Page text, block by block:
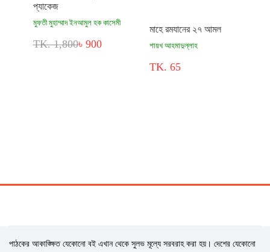
প্যাকেজ
মুফতী মুহাম্মাদ ইনআমুল হক কাসেমী
TK. 1,800৳ 900
মাহে রমযানের ২৭ আমল
শায়খ আহমাদুল্লাহ
TK. 65
পাঠকের আকাঙ্ক্ষিত যেকোনো বই এখান থেকে সুলভ মূল্যে সরবরাহ করা হয়। দেশের যেকোনো